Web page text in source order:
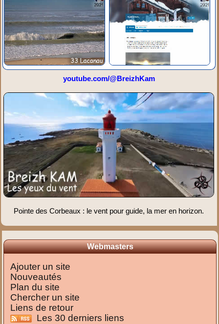
youtube.com/@BreizhKam
Pointe des Corbeaux : le vent pour guide, la mer en horizon.
Webmasters
Ajouter un site
Nouveautés
Plan du site
Chercher un site
Liens de retour
Les 30 derniers liens